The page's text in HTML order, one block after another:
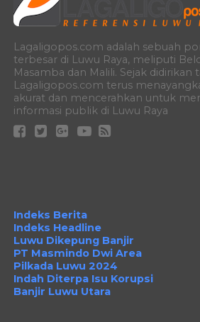
Lagaligopos.com adalah sebuah
terbesar di Luwu Raya, meliputi
Masamba dan Malili. Sejak didirikan
Lagaligopos.com terus
akurat dan mencerahkan untuk
informasi publik di Luwu Raya
Indeks Berita
Indeks Headline
Luwu Dikepung Banjir
PT Masmindo Dwi Area
Pilkada Luwu 2024
Indah Diterpa Isu Korupsi
Banjir Luwu Utara